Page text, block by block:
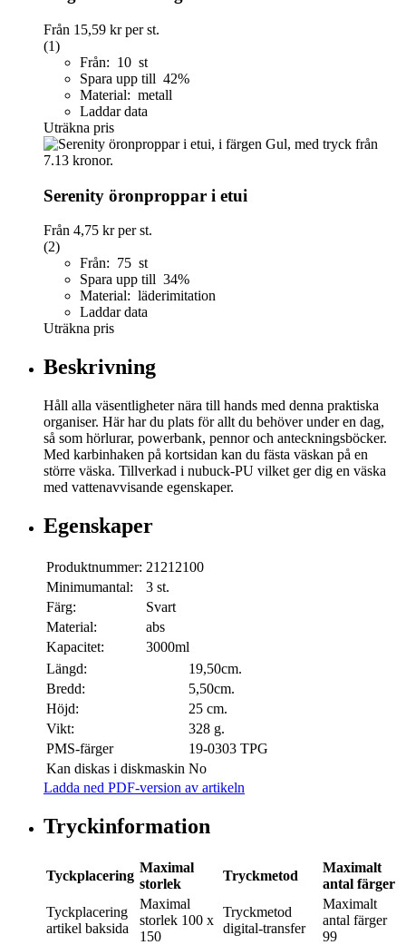
Från 15,59 krper st.
(1)
Från: 10 st
Spara upp till 42%
Material: metall
Laddar data
Uträkna pris
Serenity öronproppar i etui
Från 4,75 krper st.
(2)
Från: 75 st
Spara upp till 34%
Material: läderimitation
Laddar data
Uträkna pris
Beskrivning
Håll alla väsentligheter nära till hands med denna praktiska
organiser. Här har du plats för allt du behöver under en dag,
så som hörlurar, powerbank, pennor och anteckningsböcker.
Med karbinhaken på kortsidan kan du fästa väskan på en
större väska. Tillverkad i nubuck-PU vilket ger dig en väska
med vattenavvisande egenskaper.
Egenskaper
Produktnummer: 21212100
Minimumantal:
3 st.
Färg:
Svart
Material:
abs
Kapacitet:
3000ml
Längd:
19,50cm.
Bredd:
5,50cm.
Höjd:
25 cm.
Vikt:
328 g.
PMS-färger
19-0303 TPG
Kan diskas i diskmaskin No
Ladda ned PDF-version av artikeln
Tryckinformation
Tyckplacering
Maximal
storlek
Tryckmetod
Maximalt
antal färger
Tyckplacering
artikel baksida
Maximal
storlek 100 x
150
Tryckmetod
digital-transfer
Maximalt
antal färger
99